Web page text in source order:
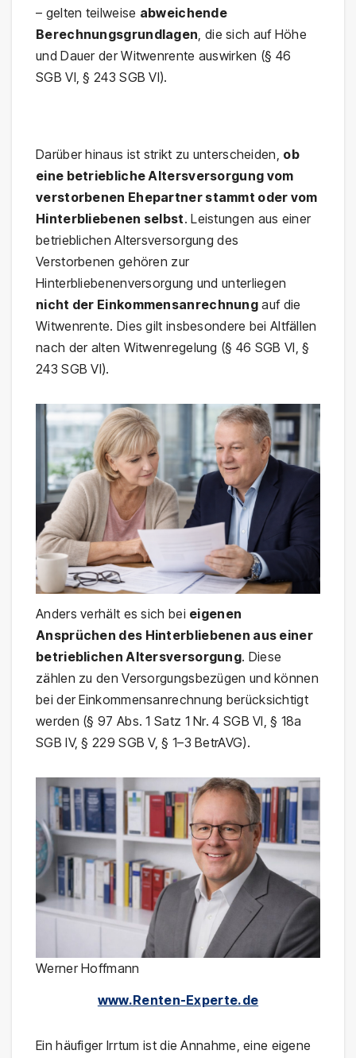
– gelten teilweise abweichende
Berechnungsgrundlagen, die sich auf Höhe
und Dauer der Witwenrente auswirken (§ 46
SGB VI, § 243 SGB VI).
Darüber hinaus ist strikt zu unterscheiden, ob
eine betriebliche Altersversorgung vom
verstorbenen Ehepartner stammt oder vom
Hinterbliebenen selbst. Leistungen aus einer
betrieblichen Altersversorgung des
Verstorbenen gehören zur
Hinterbliebenenversorgung und unterliegen
nicht der Einkommensanrechnung auf die
Witwenrente. Dies gilt insbesondere bei Altfällen
nach der alten Witwenregelung (§ 46 SGB VI, §
243 SGB VI).
Anders verhält es sich bei eigenen
Ansprüchen des Hinterbliebenen aus einer
betrieblichen Altersversorgung. Diese
zählen zu den Versorgungsbezügen und können
bei der Einkommensanrechnung berücksichtigt
werden (§ 97 Abs. 1 Satz 1 Nr. 4 SGB VI, § 18a
SGB IV, § 229 SGB V, § 1–3 BetrAVG).
Werner Hoffmann
www.Renten-Experte.de
Ein häufiger Irrtum ist die Annahme, eine eigene